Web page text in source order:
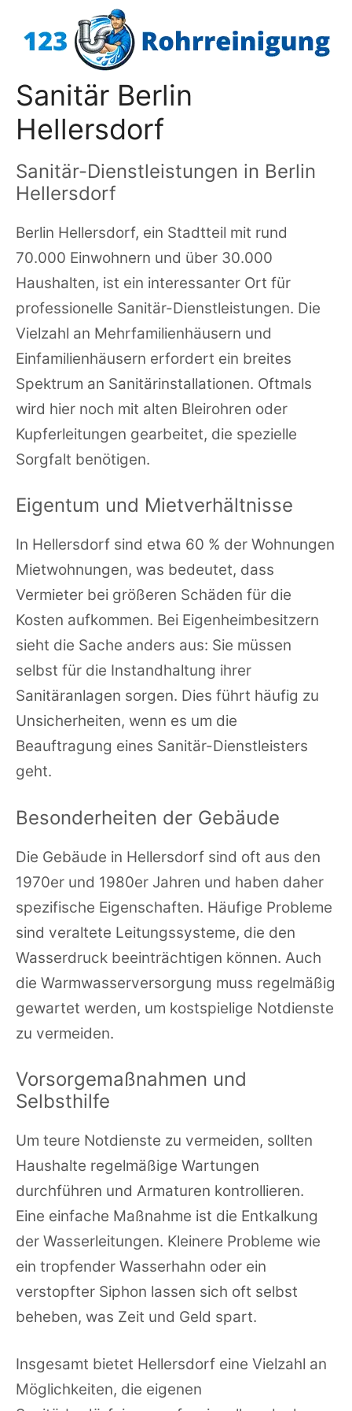
Inhalt
Sanitär Berlin
Hellersdorf
Sanitär-Dienstleistungen in Berlin
Hellersdorf
Berlin Hellersdorf, ein Stadtteil mit rund
70.000 Einwohnern und über 30.000
Haushalten, ist ein interessanter Ort für
professionelle Sanitär-Dienstleistungen. Die
Vielzahl an Mehrfamilienhäusern und
Einfamilienhäusern erfordert ein breites
Spektrum an Sanitärinstallationen. Oftmals
wird hier noch mit alten Bleirohren oder
Kupferleitungen gearbeitet, die spezielle
Sorgfalt benötigen.
Eigentum und Mietverhältnisse
In Hellersdorf sind etwa 60 % der Wohnungen
Mietwohnungen, was bedeutet, dass
Vermieter bei größeren Schäden für die
Kosten aufkommen. Bei Eigenheimbesitzern
sieht die Sache anders aus: Sie müssen
selbst für die Instandhaltung ihrer
Sanitäranlagen sorgen. Dies führt häufig zu
Unsicherheiten, wenn es um die
Beauftragung eines Sanitär-Dienstleisters
geht.
Besonderheiten der Gebäude
Die Gebäude in Hellersdorf sind oft aus den
1970er und 1980er Jahren und haben daher
spezifische Eigenschaften. Häufige Probleme
sind veraltete Leitungssysteme, die den
Wasserdruck beeinträchtigen können. Auch
die Warmwasserversorgung muss regelmäßig
gewartet werden, um kostspielige Notdienste
zu vermeiden.
Vorsorgemaßnahmen und
Selbsthilfe
Um teure Notdienste zu vermeiden, sollten
Haushalte regelmäßige Wartungen
durchführen und Armaturen kontrollieren.
Eine einfache Maßnahme ist die Entkalkung
der Wasserleitungen. Kleinere Probleme wie
ein tropfender Wasserhahn oder ein
verstopfter Siphon lassen sich oft selbst
beheben, was Zeit und Geld spart.
Insgesamt bietet Hellersdorf eine Vielzahl an
Möglichkeiten, die eigenen